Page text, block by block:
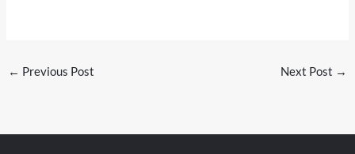
← Previous Post Next Post →